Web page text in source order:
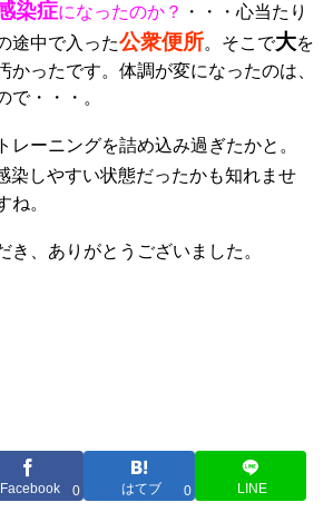
染症になったのか？
・・・心当たり
途中で入った公衆便所。そこで大を
かったです。体調が変になったのは、
で・・・。
レーニングを詰め込み過ぎたかと。
染しやすい状態だったかも知れませ
ね。
き、ありがとうございました。
Facebook 0 はてブ 0 LINE